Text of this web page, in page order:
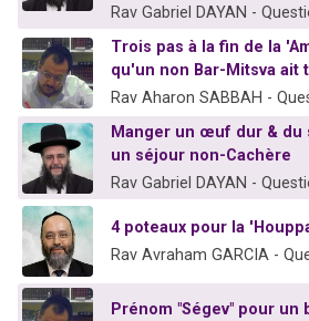
Rav Gabriel DAYAN -
Trois pas à la fin de la
qu'un non Bar-Mitsva ait
Rav Aharon SABBAH -
Manger un œuf dur & du
un séjour non-Cachère
Rav Gabriel DAYAN -
4 poteaux pour la
Rav Avraham GARCIA -
Prénom "Ségev" pour un